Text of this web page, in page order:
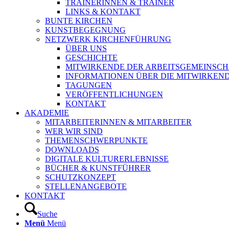
TRAINERINNEN & TRAINER
LINKS & KONTAKT
BUNTE KIRCHEN
KUNSTBEGEGNUNG
NETZWERK KIRCHENFÜHRUNG
ÜBER UNS
GESCHICHTE
MITWIRKENDE DER
INFORMATIONEN ÜBER DIE
TAGUNGEN
VERÖFFENTLICHUNGEN
KONTAKT
AKADEMIE
MITARBEITERINNEN & MITARBEITER
WER WIR SIND
THEMENSCHWERPUNKTE
DOWNLOADS
DIGITALE KULTURERLEBNISSE
BÜCHER & KUNSTFÜHRER
SCHUTZKONZEPT
STELLENANGEBOTE
KONTAKT
Suche
Menü Menü